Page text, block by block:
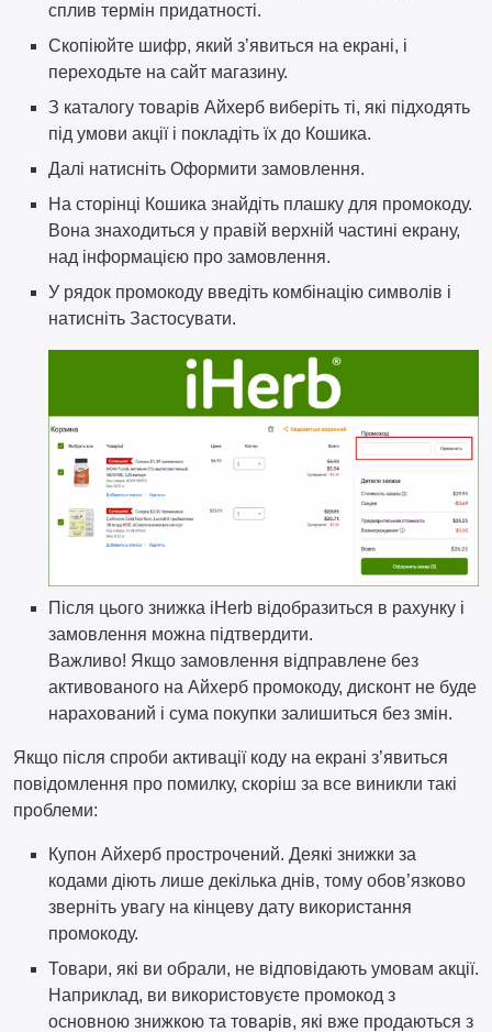
сплив термін придатності.
Скопіюйте шифр, який з’явиться на екрані, і
переходьте на сайт магазину.
З каталогу товарів Айхерб виберіть ті, які підходять
під умови акції і покладіть їх до Кошика.
Далі натисніть Оформити замовлення.
На сторінці Кошика знайдіть плашку для промокоду.
Вона знаходиться у правій верхній частині екрану,
над інформацією про замовлення.
У рядок промокоду введіть комбінацію символів і
натисніть Застосувати.
Після цього знижка iHerb відобразиться в рахунку і
замовлення можна підтвердити.
Важливо! Якщо замовлення відправлене без
активованого на Айхерб промокоду, дисконт не буде
нарахований і сума покупки залишиться без змін.
Якщо після спроби активації коду на екрані з’явиться
повідомлення про помилку, скоріш за все виникли такі
проблеми:
Купон Айхерб прострочений. Деякі знижки за
кодами діють лише декілька днів, тому обов’язково
зверніть увагу на кінцеву дату використання
промокоду.
Товари, які ви обрали, не відповідають умовам акції.
Наприклад, ви використовуєте промокод з
основною знижкою та товарів, які вже продаються з